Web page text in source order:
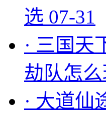
选 07-31
· 三国天
劫队怎
· 大道仙